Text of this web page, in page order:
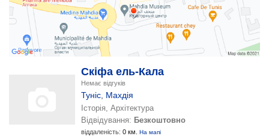
Скіфа ель-Кала
Немає відгуків
Туніс Махдія
Історія, Архітектура
Відвідування: Безкоштовно
віддаленість: 0 км. На мапі